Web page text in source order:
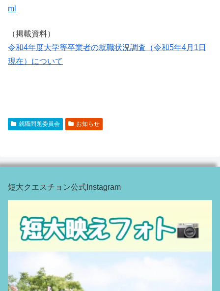
ml
（掲載資料）
令和4年度大学等卒業者の就職状況調査（令和5年4月1日
現在）について
就職問題委員会 お知らせ
短大クエスチョン公式Instagram